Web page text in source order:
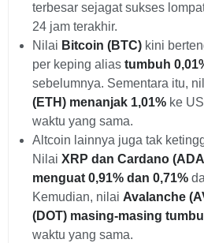
terbesar sejagat sukses
24 jam terakhir.
Nilai Bitcoin (BTC) kini
per keping alias tumbuh
sebelumnya. Sementara itu,
(ETH) menanjak 1,01% ke
waktu yang sama.
Altcoin lainnya juga tak
Nilai XRP dan Cardano
menguat 0,91% dan 0,71%
Kemudian, nilai Avalanche
(DOT) masing-masing
waktu yang sama.